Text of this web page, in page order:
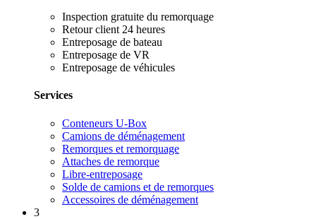
Inspection gratuite du remorquage
Retour client 24 heures
Entreposage de bateau
Entreposage de VR
Entreposage de véhicules
Services
Conteneurs U-Box
Camions de déménagement
Remorques et remorquage
Attaches de remorque
Libre-entreposage
Solde de camions et de remorques
Accessoires de déménagement
3